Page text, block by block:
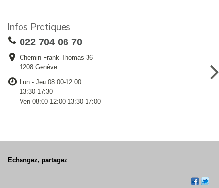
Infos Pratiques
022 704 06 70
Chemin Frank-Thomas 36
1208 Genève
Lun - Jeu 08:00-12:00
13:30-17:30
Ven 08:00-12:00 13:30-17:00
Echangez, partagez